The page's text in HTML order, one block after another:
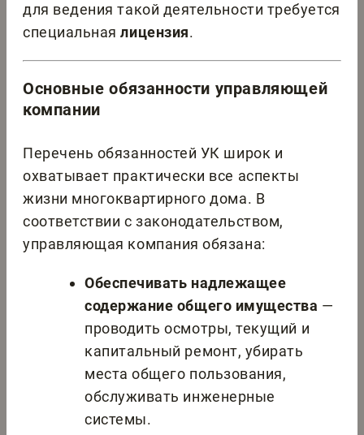
для ведения такой деятельности требуется
специальнаялицензия.
Основные обязанности управляющей
компании
Перечень обязанностей УК широк и
охватывает практически все аспекты
жизни многоквартирного дома. В
соответствии с законодательством,
управляющая компания обязана:
Обеспечивать надлежащее
содержание общего имущества —
проводить осмотры, текущий и
капитальный ремонт, убирать
места общего пользования,
обслуживать инженерные
системы.